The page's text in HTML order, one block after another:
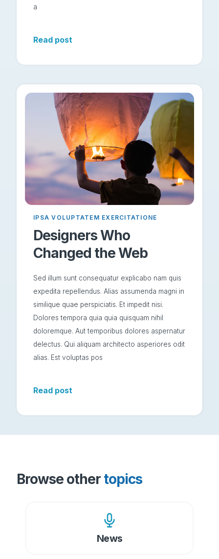
a
Read post
IPSA VOLUPTATEM EXERCITATIONE
Designers Who
Changed the Web
Sed illum sunt consequatur explicabo nam quis
expedita repellendus. Alias assumenda magni in
similique quae perspiciatis. Et impedit nisi.
Dolores tempora quia quia quisquam nihil
doloremque. Aut temporibus dolores aspernatur
delectus. Qui aliquam architecto asperiores odit
alias. Est voluptas pos
Read post
Browse other topics
News